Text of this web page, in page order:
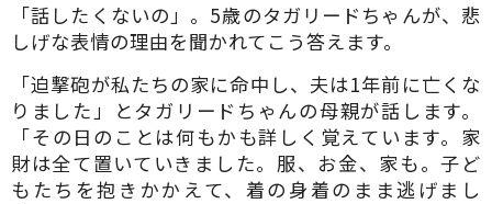
「話したくないの」。5歳のタガリードちゃんが、悲
しげな表情の理由を聞かれてこう答えます。
「迫撃砲が私たちの家に命中し、夫は1年前に亡くな
りました」とタガリードちゃんの母親が話します。
「その日のことは何もかも詳しく覚えています。家
財は全て置いていきました。服、お金、家も。子ど
もたちを抱きかかえて、着の身着のまま逃げまし